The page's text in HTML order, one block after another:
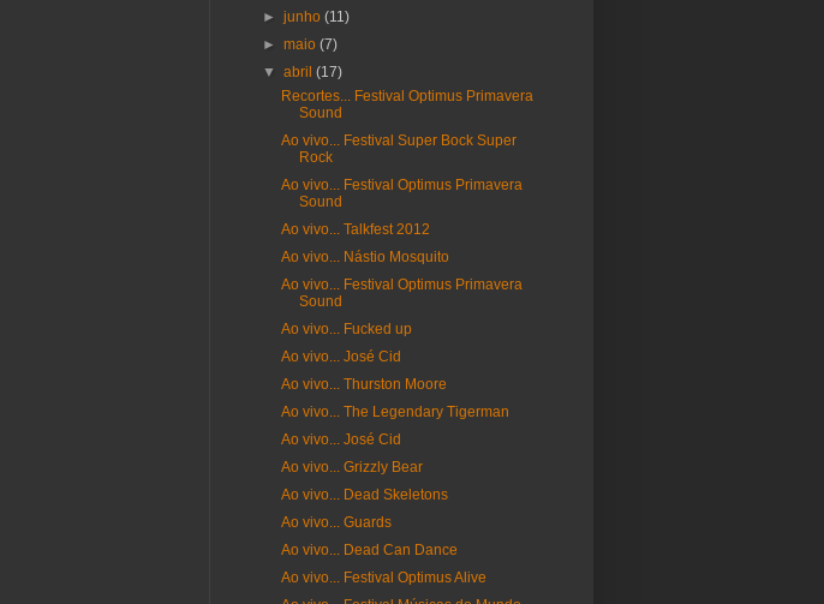
►junho(11)
►maio(7)
▼abril(17)
Recortes... Festival Optimus Primavera
Sound
Ao vivo... Festival Super Bock Super
Rock
Ao vivo... Festival Optimus Primavera
Sound
Ao vivo... Talkfest 2012
Ao vivo... Nástio Mosquito
Ao vivo... Festival Optimus Primavera
Sound
Ao vivo... Fucked up
Ao vivo... José Cid
Ao vivo... Thurston Moore
Ao vivo... The Legendary Tigerman
Ao vivo... José Cid
Ao vivo... Grizzly Bear
Ao vivo... Dead Skeletons
Ao vivo... Guards
Ao vivo... Dead Can Dance
Ao vivo... Festival Optimus Alive